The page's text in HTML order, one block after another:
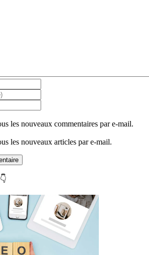
les nouveaux commentaires par e-mail.
les nouveaux articles par e-mail.